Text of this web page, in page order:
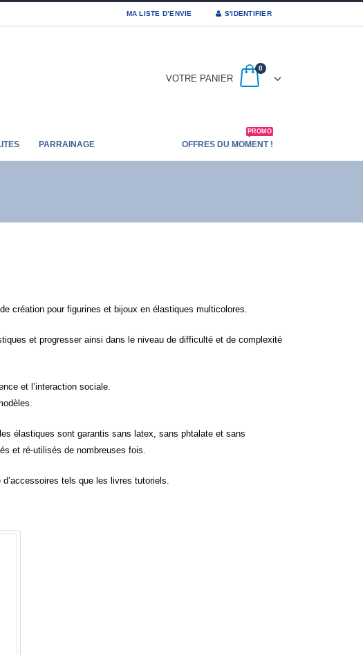
MA LISTE D’ENVIE S'IDENTIFIER
VOTRE PANIER
0
PARRAINAGE OFFRES DU MOMENT !
PROMO
création pour figurines et bijoux en élastiques multicolores.
et progresser ainsi dans le niveau de difficulté et de complexité
et l’interaction sociale.
élastiques sont garantis sans latex, sans phtalate et sans
et ré-utilisés de nombreuses fois.
tels que les livres tutoriels.